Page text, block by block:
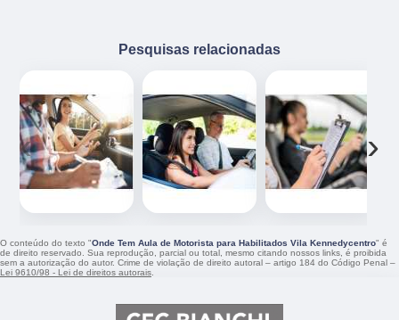
Pesquisas relacionadas
‹ ›
O conteúdo do texto "Onde Tem Aula de Motorista para Habilitados Vila Kennedycentro" é
de direito reservado. Sua reprodução, parcial ou total, mesmo citando nossos links, é proibida
sem a autorização do autor. Crime de violação de direito autoral – artigo 184 do Código Penal –
Lei 9610/98 - Lei de direitos autorais